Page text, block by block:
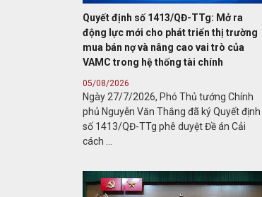
Quyết định số 1413/QĐ-TTg: Mở ra
động lực mới cho phát triển thị trường
mua bán nợ và nâng cao vai trò của
VAMC trong hệ thống tài chính
05/08/2026
Ngày 27/7/2026, Phó Thủ tướng Chính
phủ Nguyễn Văn Thắng đã ký Quyết định
số 1413/QĐ-TTg phê duyệt Đề án Cải
cách ...